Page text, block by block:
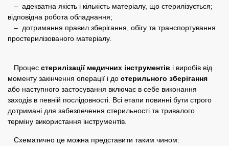
– адекватна якість і кількість матеріалу, що стерилізується;
відповідна робота обладнання;
– дотримання правил зберігання, обігу та транспортування
простерилізованого матеріалу.
Процес стерилізації медичних інструментів і виробів від
моменту закінчення операції і до стерильного зберігання
або наступного застосування включає в себе виконання
заходів в певній послідовності. Всі етапи повинні бути строго
дотримані для забезпечення стерильності та тривалого
терміну використання інструментів.
Схематично це можна представити таким чином: